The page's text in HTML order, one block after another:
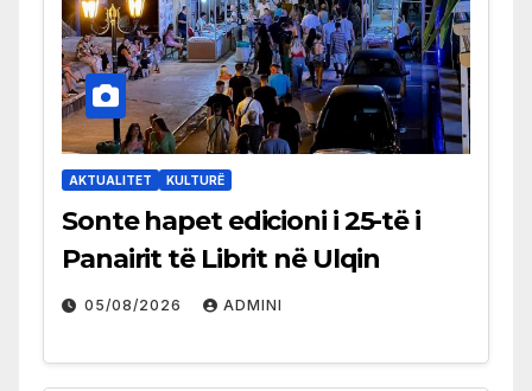
AKTUALITET KULTURË
Sonte hapet edicioni i 25-të i
Panairit të Librit në Ulqin
05/08/2026 ADMINI